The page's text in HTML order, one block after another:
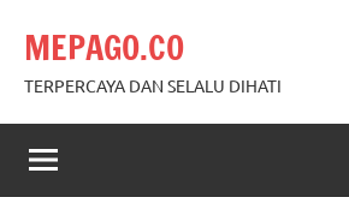
content
MEPAGO.CO
TERPERCAYA DAN SELALU DIHATI